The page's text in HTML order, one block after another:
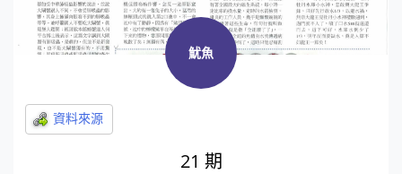
魷魚
21 期